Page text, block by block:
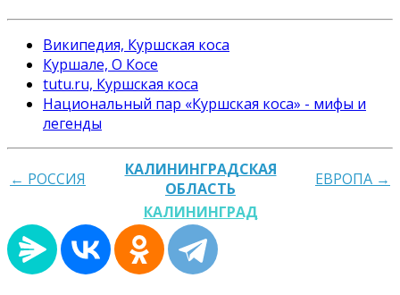
Википедия, Куршская коса
Куршале, О Косе
tutu.ru, Куршская коса
Национальный пар «Куршская коса» - мифы и
легенды
← РОССИЯ
КАЛИНИНГРАДСКАЯ
ОБЛАСТЬ
ЕВРОПА →
КАЛИНИНГРАД